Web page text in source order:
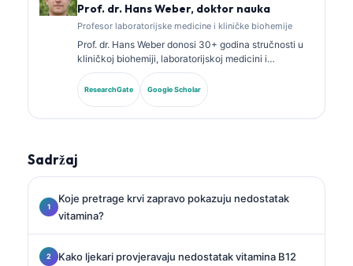
Prof. dr. Hans Weber, doktor nauka
Profesor laboratorijske medicine i kliničke biohemije
Prof. dr. Hans Weber donosi 30+ godina stručnosti u
kliničkoj biohemiji, laboratorijskoj medicini i
istraživanju biomarkera. Bivši predsjednik Njemačkog
društva za kliničku hemiju, specijalizovan je za
analizu dijagnostičkih panela, standardizaciju
ResearchGate Google Scholar
Sadržaj
Koje pretrage krvi zapravo pokazuju nedostatak
vitamina?
Kako ljekari provjeravaju nedostatak vitamina B12